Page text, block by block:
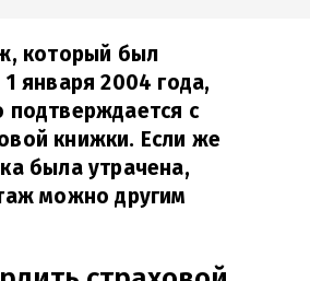
который был
января 2004 года,
подтверждается с
книжки. Если же
была утрачена,
можно другим